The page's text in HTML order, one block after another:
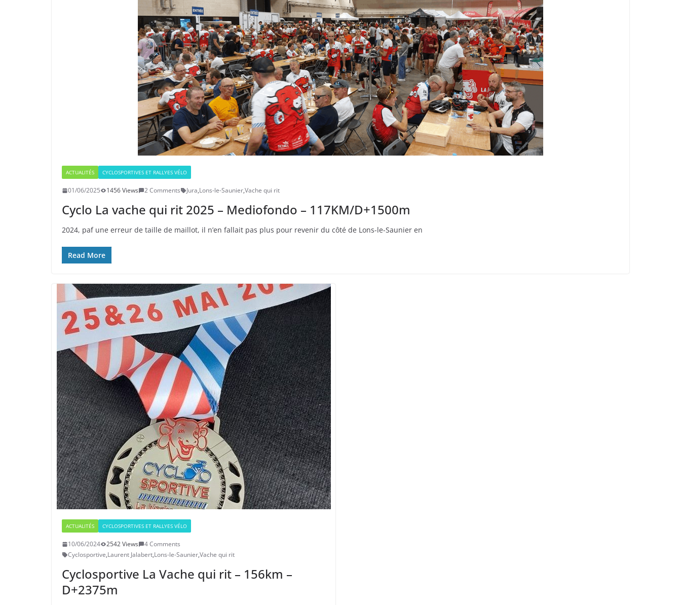
ACTUALITÉS CYCLOSPORTIVES ET RALLYES VÉLO
01/06/2025 1456 Views 2 Comments Jura,Lons-le-Saunier,Vache qui rit
Cyclo La vache qui rit 2025 – Mediofondo – 117KM/D+1500m
2024, paf une erreur de taille de maillot, il n’en fallait pas plus pour revenir du côté de Lons-le-Saunier en
Read More
ACTUALITÉS CYCLOSPORTIVES ET RALLYES VÉLO
10/06/2024 2542 Views
4 Comments
Cyclosportive,Laurent Jalabert,Lons-le-Saunier,Vache qui rit
Cyclosportive La Vache qui rit – 156km –
D+2375m